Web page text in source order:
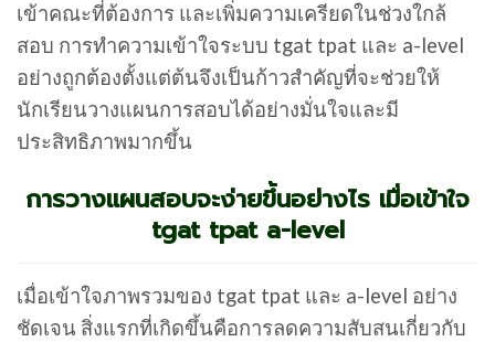
เข้าคณะที่ต้องการ และเพิ่มความเครียดในช่วงใกล้
สอบ การทำความเข้าใจระบบ tgat tpat และ a-level
อย่างถูกต้องตั้งแต่ต้นจึงเป็นก้าวสำคัญที่จะช่วยให้
นักเรียนวางแผนการสอบได้อย่างมั่นใจและมี
ประสิทธิภาพมากขึ้น
การวางแผนสอบจะง่ายขึ้นอย่างไร เมื่อเข้าใจ
tgat tpat a-level
เมื่อเข้าใจภาพรวมของ tgat tpat และ a-level อย่าง
ชัดเจน สิ่งแรกที่เกิดขึ้นคือการลดความสับสนเกี่ยวกับ